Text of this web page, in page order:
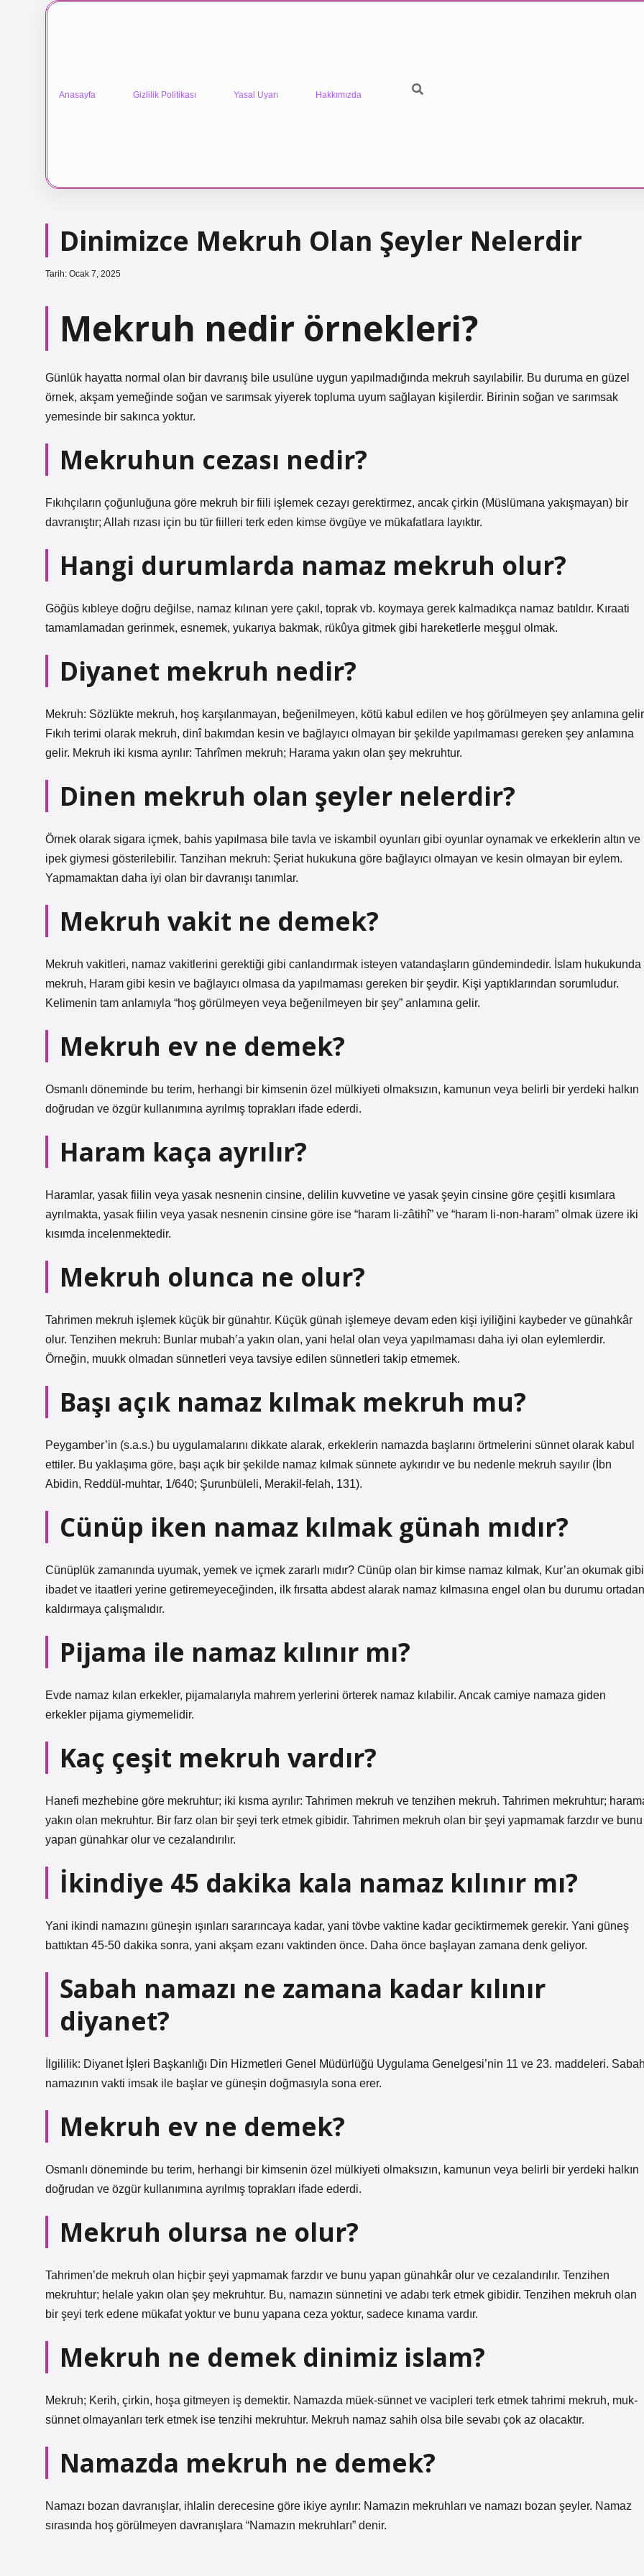
Anasayfa Gizlilik Politikası Yasal Uyarı Hakkımızda
Dinimizce Mekruh Olan Şeyler Nelerdir
Tarih: Ocak 7, 2025
Mekruh nedir örnekleri?
Günlük hayatta normal olan bir davranış bile usulüne uygun yapılmadığında mekruh sayılabilir. Bu duruma en güzel
örnek, akşam yemeğinde soğan ve sarımsak yiyerek topluma uyum sağlayan kişilerdir. Birinin soğan ve sarımsak
yemesinde bir sakınca yoktur.
Mekruhun cezası nedir?
Fıkıhçıların çoğunluğuna göre mekruh bir fiili işlemek cezayı gerektirmez, ancak çirkin (Müslümana yakışmayan) bir
davranıştır; Allah rızası için bu tür fiilleri terk eden kimse övgüye ve mükafatlara layıktır.
Hangi durumlarda namaz mekruh olur?
Göğüs kıbleye doğru değilse, namaz kılınan yere çakıl, toprak vb. koymaya gerek kalmadıkça namaz batıldır. Kıraati
tamamlamadan gerinmek, esnemek, yukarıya bakmak, rükûya gitmek gibi hareketlerle meşgul olmak.
Diyanet mekruh nedir?
Mekruh: Sözlükte mekruh, hoş karşılanmayan, beğenilmeyen, kötü kabul edilen ve hoş görülmeyen şey anlamına
Fıkıh terimi olarak mekruh, dinî bakımdan kesin ve bağlayıcı olmayan bir şekilde yapılmaması gereken şey anlamına
gelir. Mekruh iki kısma ayrılır: Tahrîmen mekruh; Harama yakın olan şey mekruhtur.
Dinen mekruh olan şeyler nelerdir?
Örnek olarak sigara içmek, bahis yapılmasa bile tavla ve iskambil oyunları gibi oyunlar oynamak ve erkeklerin altın ve
ipek giymesi gösterilebilir. Tanzihan mekruh: Şeriat hukukuna göre bağlayıcı olmayan ve kesin olmayan bir eylem.
Yapmamaktan daha iyi olan bir davranışı tanımlar.
Mekruh vakit ne demek?
Mekruh vakitleri, namaz vakitlerini gerektiği gibi canlandırmak isteyen vatandaşların gündemindedir. İslam hukukunda
mekruh, Haram gibi kesin ve bağlayıcı olmasa da yapılmaması gereken bir şeydir. Kişi yaptıklarından sorumludur.
Kelimenin tam anlamıyla “hoş görülmeyen veya beğenilmeyen bir şey” anlamına gelir.
Mekruh ev ne demek?
Osmanlı döneminde bu terim, herhangi bir kimsenin özel mülkiyeti olmaksızın, kamunun veya belirli bir yerdeki halkın
doğrudan ve özgür kullanımına ayrılmış toprakları ifade ederdi.
Haram kaça ayrılır?
Haramlar, yasak fiilin veya yasak nesnenin cinsine, delilin kuvvetine ve yasak şeyin cinsine göre çeşitli kısımlara
ayrılmakta, yasak fiilin veya yasak nesnenin cinsine göre ise “haram li-zâtihî” ve “haram li-non-haram” olmak üzere iki
kısımda incelenmektedir.
Mekruh olunca ne olur?
Tahrimen mekruh işlemek küçük bir günahtır. Küçük günah işlemeye devam eden kişi iyiliğini kaybeder ve günahkâr
olur. Tenzihen mekruh: Bunlar mubah’a yakın olan, yani helal olan veya yapılmaması daha iyi olan eylemlerdir.
Örneğin, muukk olmadan sünnetleri veya tavsiye edilen sünnetleri takip etmemek.
Başı açık namaz kılmak mekruh mu?
Peygamber’in (s.a.s.) bu uygulamalarını dikkate alarak, erkeklerin namazda başlarını örtmelerini sünnet olarak kabul
ettiler. Bu yaklaşıma göre, başı açık bir şekilde namaz kılmak sünnete aykırıdır ve bu nedenle mekruh sayılır (İbn
Abidin, Reddül-muhtar, 1/640; Şurunbüleli, Merakil-felah, 131).
Cünüp iken namaz kılmak günah mıdır?
Cünüplük zamanında uyumak, yemek ve içmek zararlı mıdır? Cünüp olan bir kimse namaz kılmak, Kur’an okumak gibi
ibadet ve itaatleri yerine getiremeyeceğinden, ilk fırsatta abdest alarak namaz kılmasına engel olan bu durumu ortadan
kaldırmaya çalışmalıdır.
Pijama ile namaz kılınır mı?
Evde namaz kılan erkekler, pijamalarıyla mahrem yerlerini örterek namaz kılabilir. Ancak camiye namaza giden
erkekler pijama giymemelidir.
Kaç çeşit mekruh vardır?
Hanefi mezhebine göre mekruhtur; iki kısma ayrılır: Tahrimen mekruh ve tenzihen mekruh. Tahrimen mekruhtur;
yakın olan mekruhtur. Bir farz olan bir şeyi terk etmek gibidir. Tahrimen mekruh olan bir şeyi yapmamak farzdır ve bunu
yapan günahkar olur ve cezalandırılır.
İkindiye 45 dakika kala namaz kılınır mı?
Yani ikindi namazını güneşin ışınları sararıncaya kadar, yani tövbe vaktine kadar geciktirmemek gerekir. Yani güneş
battıktan 45-50 dakika sonra, yani akşam ezanı vaktinden önce. Daha önce başlayan zamana denk geliyor.
Sabah namazı ne zamana kadar kılınır
diyanet?
İlgililik: Diyanet İşleri Başkanlığı Din Hizmetleri Genel Müdürlüğü Uygulama Genelgesi’nin 11 ve 23. maddeleri.
namazının vakti imsak ile başlar ve güneşin doğmasıyla sona erer.
Mekruh ev ne demek?
Osmanlı döneminde bu terim, herhangi bir kimsenin özel mülkiyeti olmaksızın, kamunun veya belirli bir yerdeki halkın
doğrudan ve özgür kullanımına ayrılmış toprakları ifade ederdi.
Mekruh olursa ne olur?
Tahrimen’de mekruh olan hiçbir şeyi yapmamak farzdır ve bunu yapan günahkâr olur ve cezalandırılır. Tenzihen
mekruhtur; helale yakın olan şey mekruhtur. Bu, namazın sünnetini ve adabı terk etmek gibidir. Tenzihen mekruh olan
bir şeyi terk edene mükafat yoktur ve bunu yapana ceza yoktur, sadece kınama vardır.
Mekruh ne demek dinimiz islam?
Mekruh; Kerih, çirkin, hoşa gitmeyen iş demektir. Namazda müek-sünnet ve vacipleri terk etmek tahrimi mekruh, muk-
sünnet olmayanları terk etmek ise tenzihi mekruhtur. Mekruh namaz sahih olsa bile sevabı çok az olacaktır.
Namazda mekruh ne demek?
Namazı bozan davranışlar, ihlalin derecesine göre ikiye ayrılır: Namazın mekruhları ve namazı bozan şeyler. Namaz
sırasında hoş görülmeyen davranışlara “Namazın mekruhları” denir.